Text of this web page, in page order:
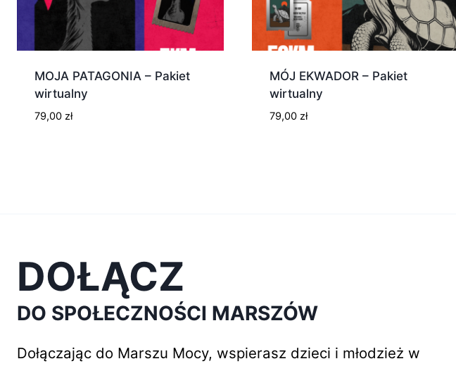
MOJA PATAGONIA – Pakiet
wirtualny
79,00 zł
MÓJ EKWADOR – Pakiet
wirtualny
79,00 zł
DOŁĄCZ
DO SPOŁECZNOŚCI MARSZÓW
Dołączając do Marszu Mocy, wspierasz dzieci i młodzież w